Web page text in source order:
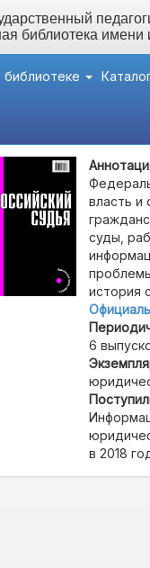
библиотека
библиотеке
власть и
суды,
история
6
в 2018